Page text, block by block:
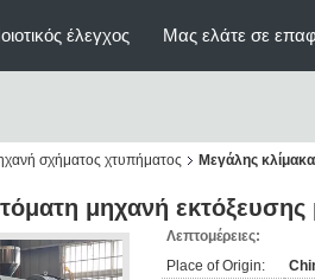
έλεγχος Μας ελάτε σε
σχήματος χτυπήματος Μεγάλης
μηχανή εκτόξευσης
Λεπτομέρειες:
Place of Origin: